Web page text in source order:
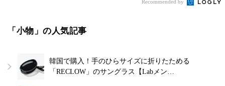
Recommended by
「小物」の人気記事
韓国で購入！手のひらサイズに折りたためる
「RECLOW」のサングラス【Labメン…